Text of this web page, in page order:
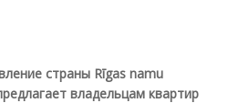
страны Rīgas namu
владельцам квартир